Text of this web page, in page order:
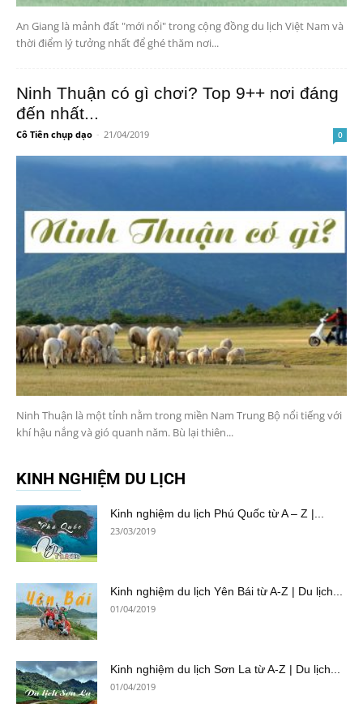
An Giang là mảnh đất "mới nổi" trong cộng đồng du lịch Việt Nam và
thời điểm lý tưởng nhất để ghé thăm nơi...
Ninh Thuận có gì chơi? Top 9++ nơi đáng
đến nhất...
Cô Tiên chụp dạo - 21/04/2019 0
Ninh Thuận là một tỉnh nằm trong miền Nam Trung Bộ nổi tiếng với
khí hậu nắng và gió quanh năm. Bù lại thiên...
KINH NGHIỆM DU LỊCH
Kinh nghiệm du lịch Phú Quốc từ A – Z |...
23/03/2019
Kinh nghiệm du lịch Yên Bái từ A-Z | Du lịch...
01/04/2019
Kinh nghiệm du lịch Sơn La từ A-Z | Du lịch...
01/04/2019